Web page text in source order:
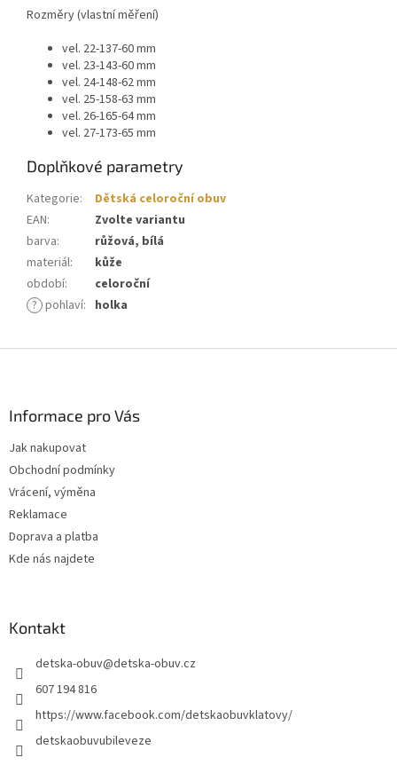
Rozměry (vlastní měření)
vel. 22-137-60 mm
vel. 23-143-60 mm
vel. 24-148-62 mm
vel. 25-158-63 mm
vel. 26-165-64 mm
vel. 27-173-65 mm
Doplňkové parametry
Kategorie:
Dětská celoroční obuv
EAN:
Zvolte variantu
barva:
růžová, bílá
materiál:
kůže
období:
celoroční
? pohlaví: holka
Informace pro Vás
Jak nakupovat
Obchodní podmínky
Vrácení, výměna
Reklamace
Doprava a platba
Kde nás najdete
Kontakt
detska-obuv@detska-obuv.cz
607 194 816
https://www.facebook.com/detskaobuvklatovy/
detskaobuvubileveze